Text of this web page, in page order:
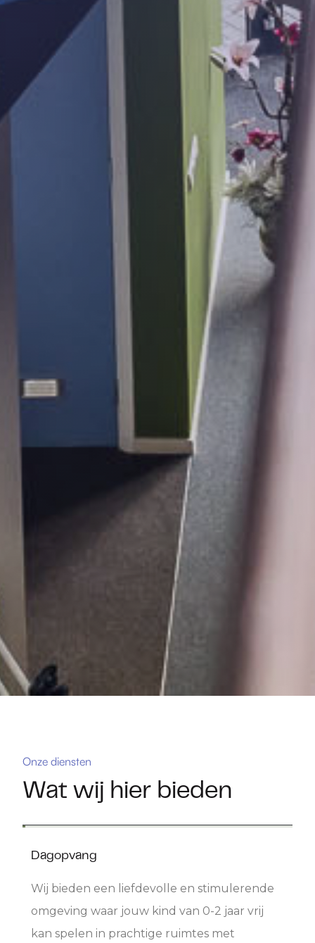
Onze diensten
Wat wij hier bieden
Dagopvang
Wij bieden een liefdevolle en stimulerende
omgeving waar jouw kind van 0-2 jaar vrij
kan spelen in prachtige ruimtes met